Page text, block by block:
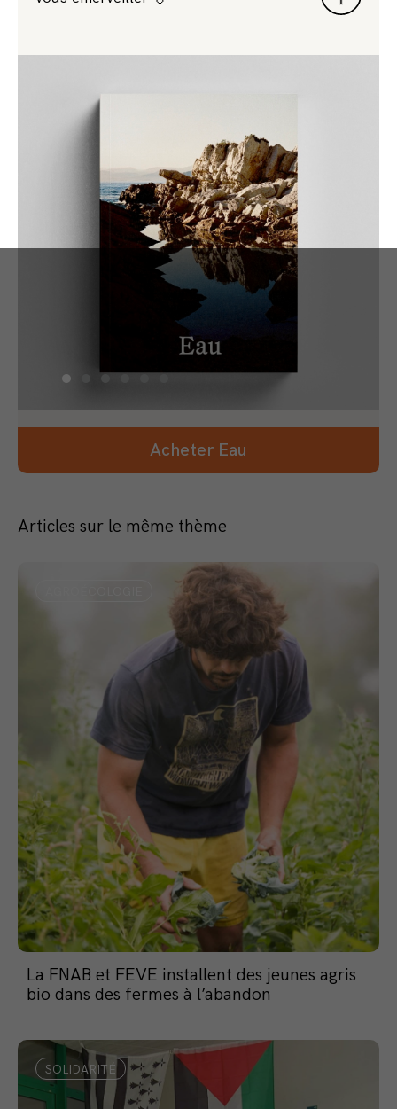
Acheter Eau
Articles sur le même thème
La FNAB et FEVE installent des jeunes agris
bio dans des fermes à l’abandon
SOLIDARITÉ